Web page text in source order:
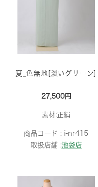
夏_色無地[淡いグリーン]
27,500円
素材:正絹
商品コード : i-nr415
取扱店舗 :池袋店